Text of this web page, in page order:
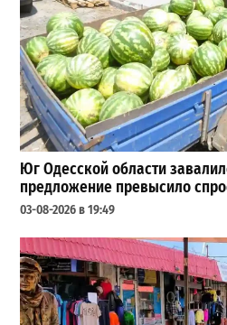
Юг Одесской области
предложение превысило
03-08-2026 в 19:49